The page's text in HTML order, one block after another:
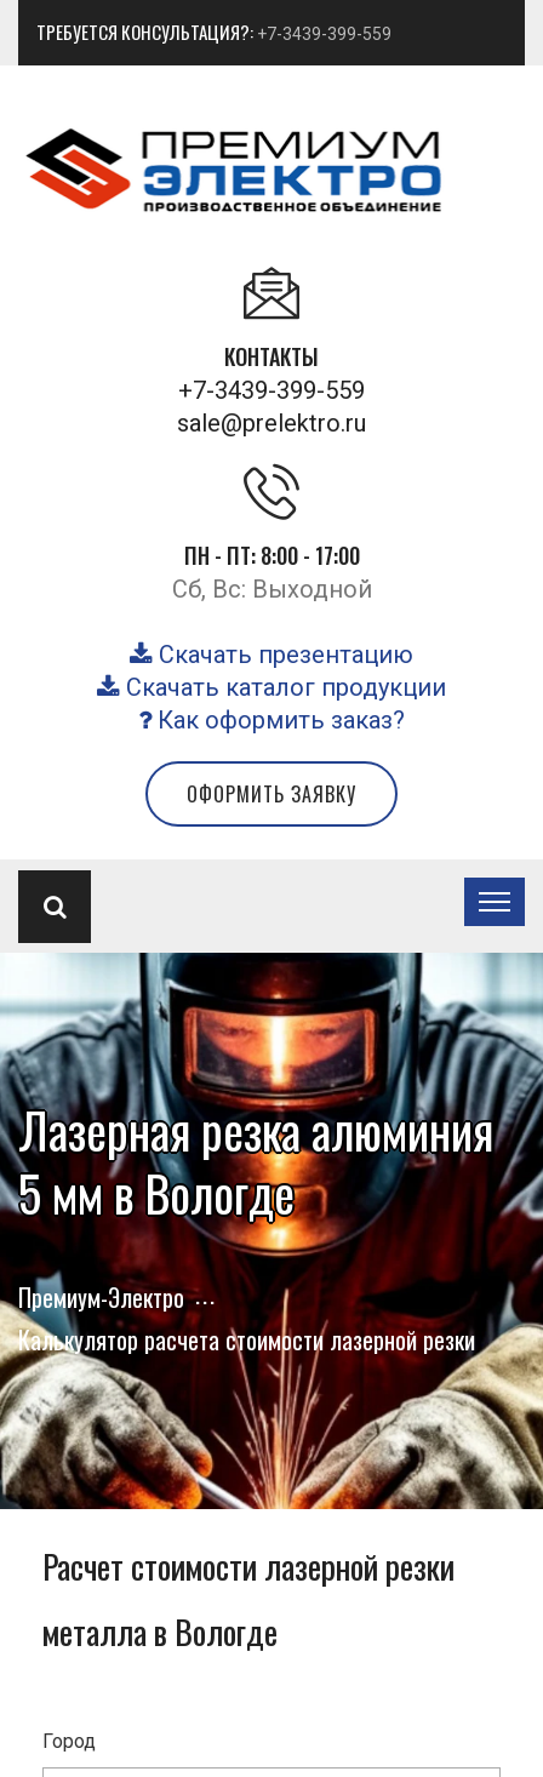
ТРЕБУЕТСЯ КОНСУЛЬТАЦИЯ?: +7-3439-399-559
КОНТАКТЫ
+7-3439-399-559
sale@prelektro.ru
ПН - ПТ: 8:00 - 17:00
Сб, Вс: Выходной
Скачать презентацию
Скачать каталог продукции
Как оформить заказ?
ОФОРМИТЬ ЗАЯВКУ
Лазерная резка алюминия
5 мм в Вологде
Премиум-Электро
Калькулятор расчета стоимости лазерной резки
Расчет стоимости лазерной резки
металла в Вологде
Город